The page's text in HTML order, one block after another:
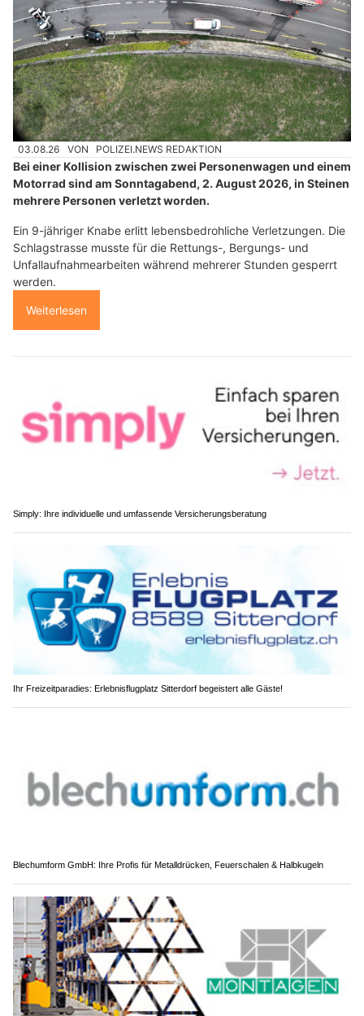
03.08.26 VON POLIZEI.NEWS REDAKTION
Bei einer Kollision zwischen zwei Personenwagen und einem
Motorrad sind am Sonntagabend, 2. August 2026, in Steinen
mehrere Personen verletzt worden.
Ein 9-jähriger Knabe erlitt lebensbedrohliche Verletzungen. Die
Schlagstrasse musste für die Rettungs-, Bergungs- und
Unfallaufnahmearbeiten während mehrerer Stunden gesperrt
werden.
Weiterlesen
Simply: Ihre individuelle und umfassende Versicherungsberatung
Ihr Freizeitparadies: Erlebnisflugplatz Sitterdorf begeistert alle Gäste!
Blechumform GmbH: Ihre Profis für Metalldrücken, Feuerschalen & Halbkugeln